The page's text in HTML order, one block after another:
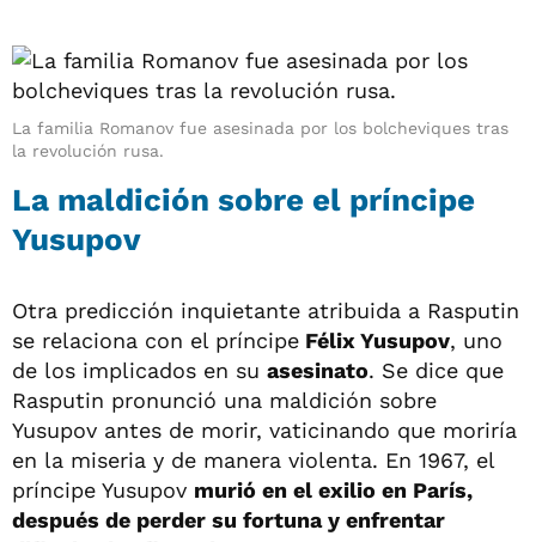
La familia Romanov fue asesinada por los bolcheviques tras
la revolución rusa.
La maldición sobre el príncipe
Yusupov
Otra predicción inquietante atribuida a Rasputin
se relaciona con el príncipe Félix Yusupov, uno
de los implicados en su asesinato. Se dice que
Rasputin pronunció una maldición sobre
Yusupov antes de morir, vaticinando que moriría
en la miseria y de manera violenta. En 1967, el
príncipe Yusupov murió en el exilio en París,
después de perder su fortuna y enfrentar